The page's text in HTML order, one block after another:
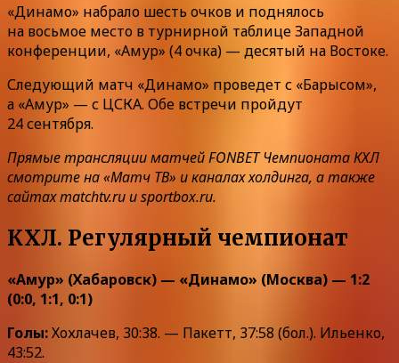
«Динамо» набрало шесть очков и поднялось
на восьмое место в турнирной таблице Западной
конференции, «Амур» (4 очка) — десятый на Востоке.
Следующий матч «Динамо» проведет с «Барысом»,
а «Амур» — с ЦСКА. Обе встречи пройдут
24 сентября.
Прямые трансляции матчей FONBET Чемпионата КХЛ
смотрите на «Матч ТВ» и каналах холдинга, а также
сайтах matchtv.ru и sportbox.ru.
КХЛ. Регулярный чемпионат
«Амур» (Хабаровск) — «Динамо» (Москва) — 1:2
(0:0, 1:1, 0:1)
Голы:Хохлачев, 30:38. — Пакетт, 37:58 (бол.). Ильенко,
43:52.